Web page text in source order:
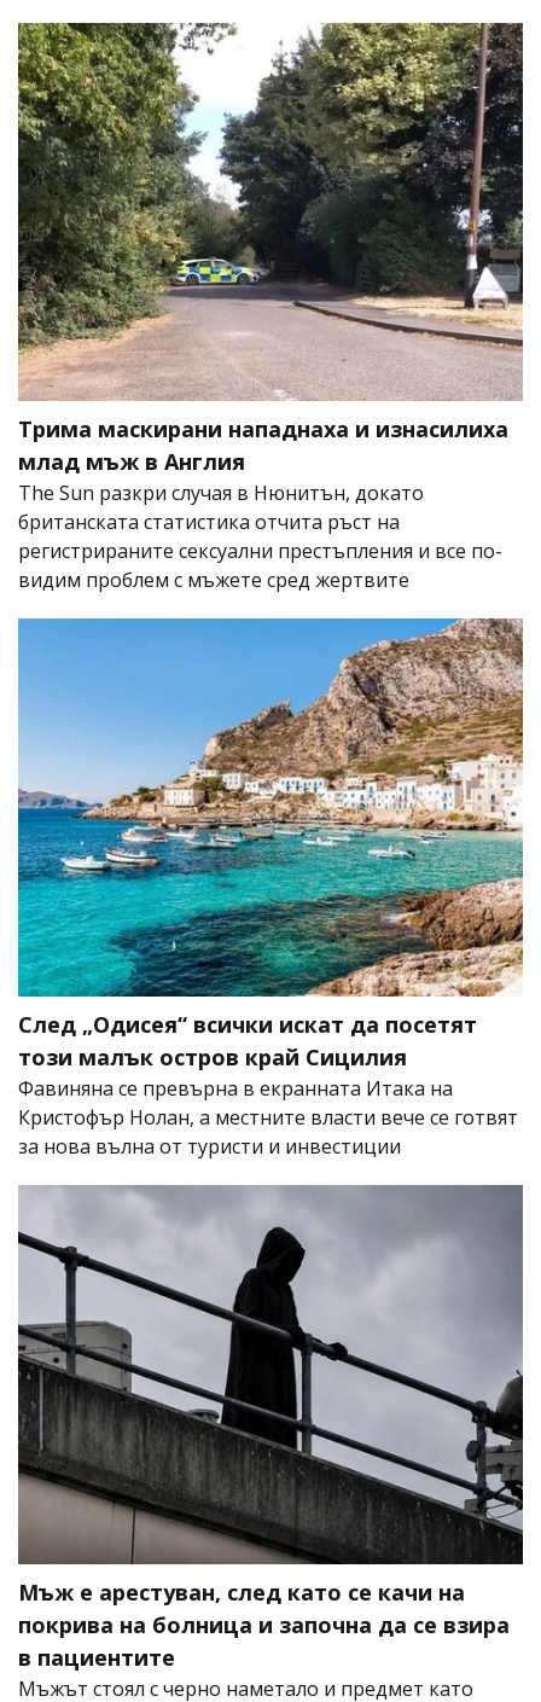
Трима маскирани нападнаха и изнасилиха
млад мъж в Англия
The Sun разкри случая в Нюнитън, докато
британската статистика отчита ръст на
регистрираните сексуални престъпления и все по-
видим проблем с мъжете сред жертвите
След „Одисея“ всички искат да посетят
този малък остров край Сицилия
Фавиняна се превърна в екранната Итака на
Кристофър Нолан, а местните власти вече се готвят
за нова вълна от туристи и инвестиции
Мъж е арестуван, след като се качи на
покрива на болница и започна да се взира
в пациентите
Мъжът стоял с черно наметало и предмет като